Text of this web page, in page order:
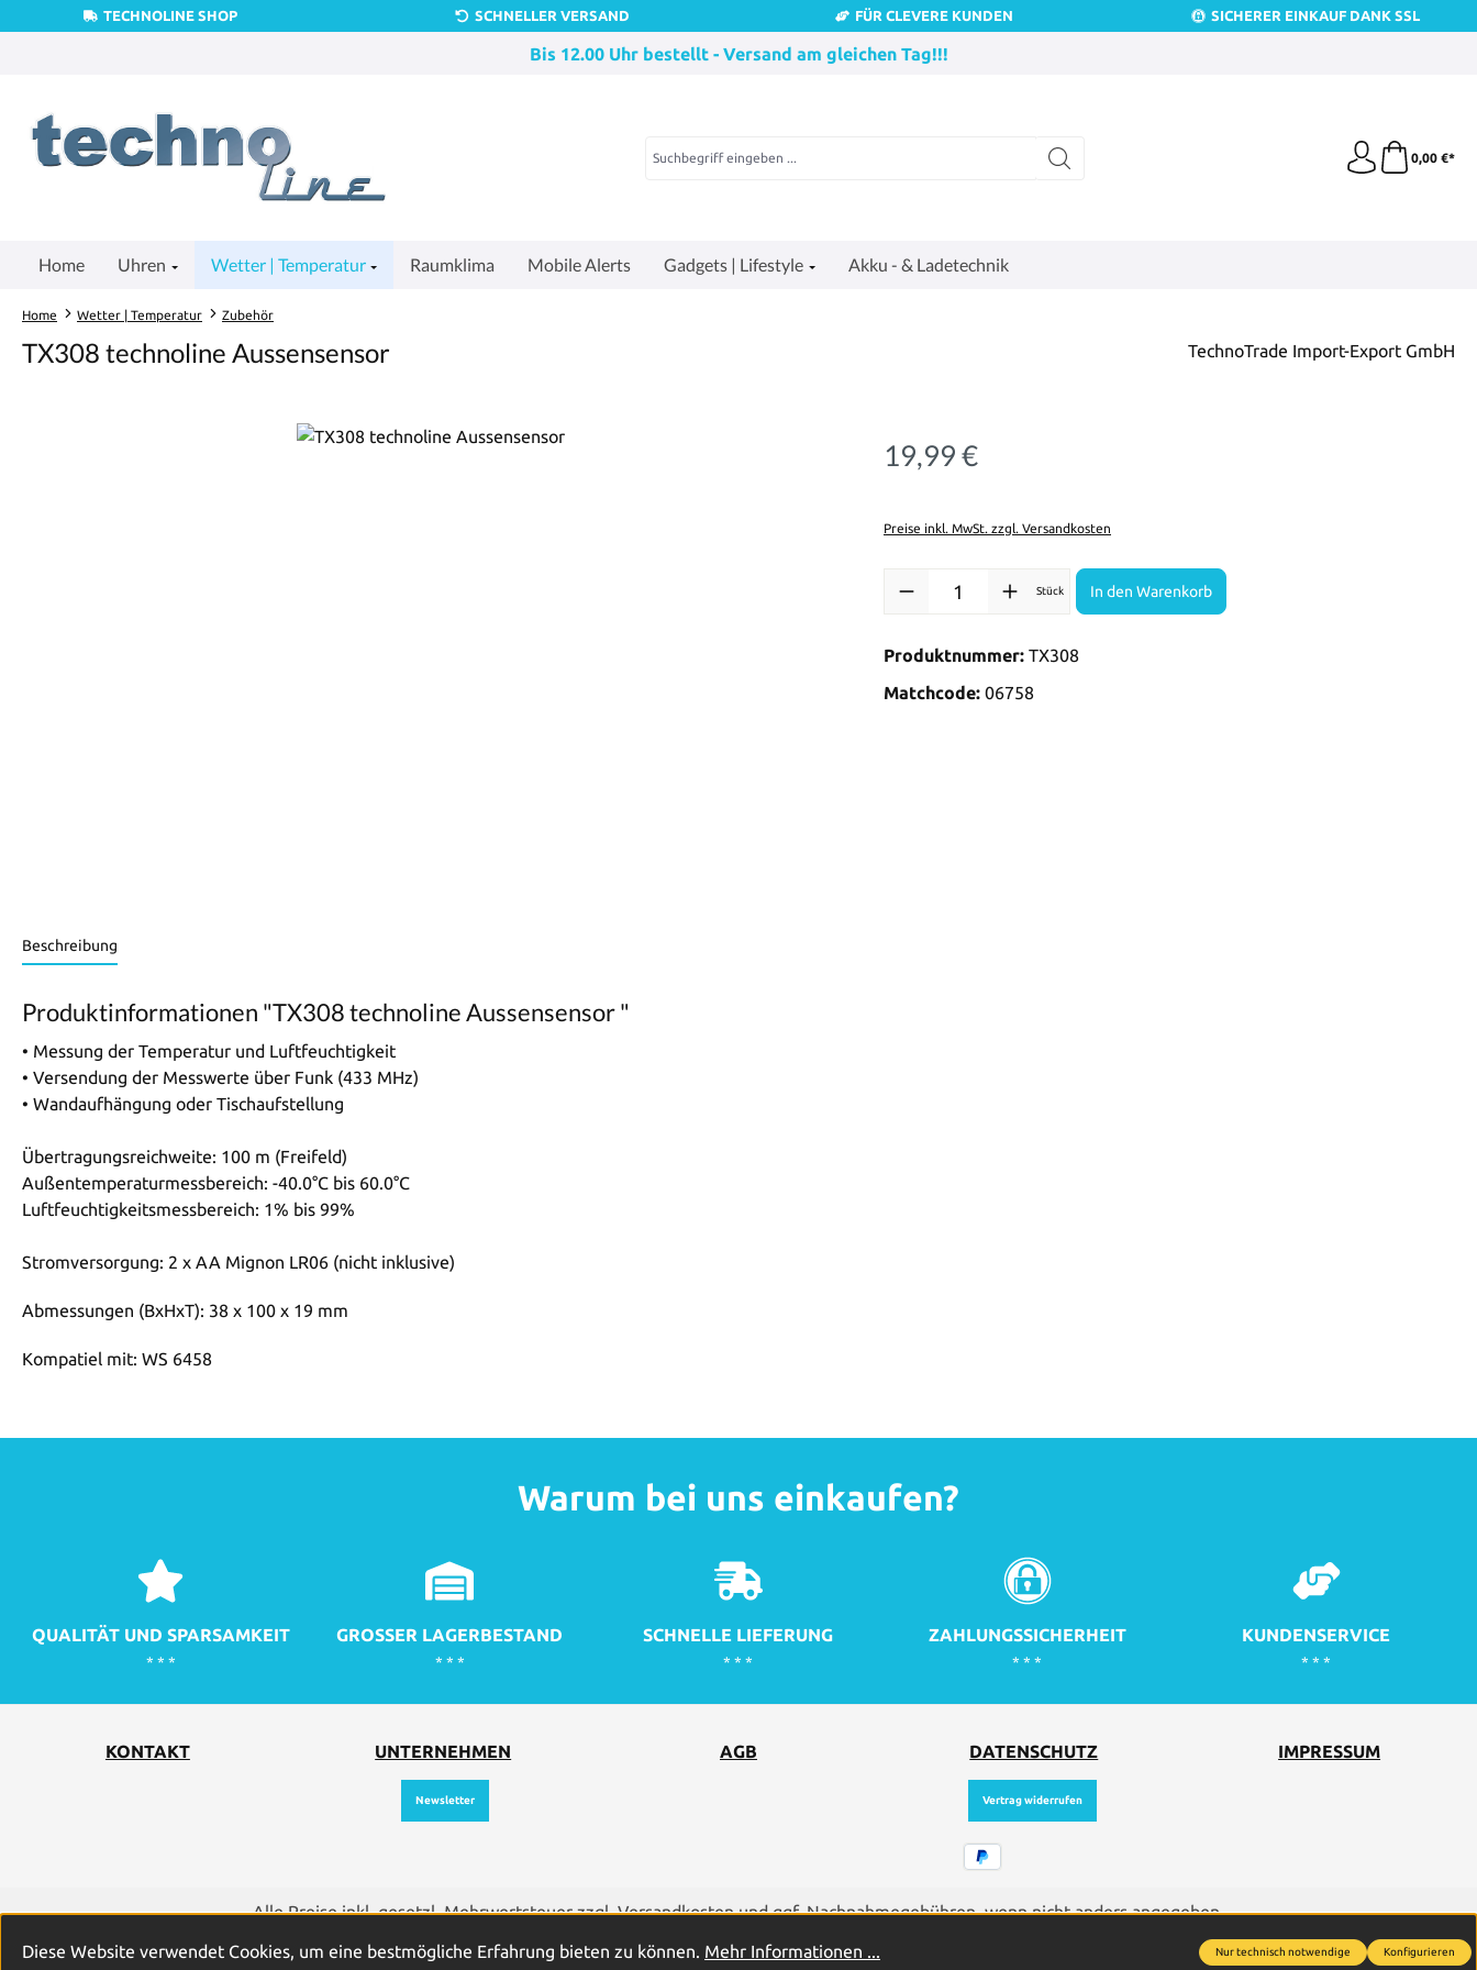
Hauptinhalt springen
Zur Suche springen
Zur Hauptnavigation springen
TECHNOLINE SHOP SCHNELLER VERSAND FÜR CLEVERE KUNDEN SICHERER EINKAUF DANK SSL
Bis 12.00 Uhr bestellt - Versand am gleichen Tag!!!
0,00 €*
Home Uhren Wetter | Temperatur Raumklima Mobile Alerts Gadgets | Lifestyle Akku - & Ladetechnik
Home Wetter | Temperatur Zubehör
TX308 technoline Aussensensor TechnoTrade Import-Export GmbH
Regulärer Preis:
19,99 €
Preise inkl. MwSt. zzgl. Versandkosten
Produkt Anzahl: Gib den gewünschten Wert ein oder benutze die
Stück In den Warenkorb
Produktnummer: TX308
Matchcode: 06758
Beschreibung
Produktinformationen "TX308 technoline Aussensensor "
• Messung der Temperatur und Luftfeuchtigkeit
• Versendung der Messwerte über Funk (433 MHz)
• Wandaufhängung oder Tischaufstellung
Übertragungsreichweite: 100 m (Freifeld)
Außentemperaturmessbereich: -40.0°C bis 60.0°C
Luftfeuchtigkeitsmessbereich: 1% bis 99%
Stromversorgung: 2 x AA Mignon LR06 (nicht inklusive)
Abmessungen (BxHxT): 38 x 100 x 19 mm
Kompatiel mit: WS 6458
Warum bei uns einkaufen?
QUALITÄT UND SPARSAMKEIT
* * *
GROSSER LAGERBESTAND
* * *
SCHNELLE LIEFERUNG
* * *
ZAHLUNGSSICHERHEIT
* * *
KUNDENSERVICE
* * *
KONTAKT UNTERNEHMEN AGB DATENSCHUTZ IMPRESSUM
Newsletter Vertrag widerrufen
Alle Preise inkl. gesetzl. Mehrwertsteuer zzgl.Versandkostenund ggf. Nachnahmegebühren, wenn nicht anders angegeben.
2026© PROFICELL Batterien GmbH & Co. Vertriebs-KG
Diese Website verwendet Cookies, um eine bestmögliche Erfahrung bieten zu können. Mehr Informationen ... Nur technisch notwendige Konfigurieren